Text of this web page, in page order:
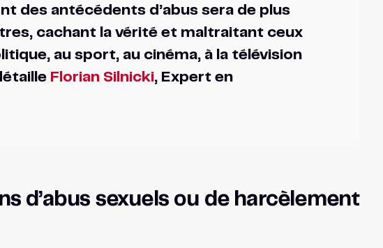
des antécédents d’abus sera de plus
cachant la vérité et maltraitant ceux
au sport, au cinéma, à la télévision
Florian Silnicki, Expert en
d’abus sexuels ou de harcèlement